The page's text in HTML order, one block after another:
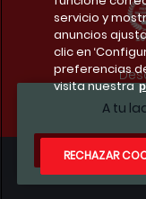
A tu
Condiciones
servicio y
anuncios
clic en
preferencias
visita nuestra
RECHAZAR